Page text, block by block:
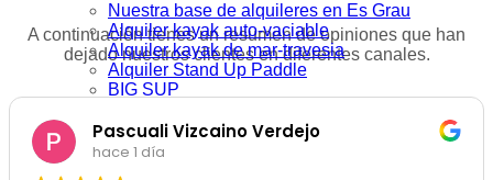
Nuestra base de alquileres en Es Grau
Alquiler kayak auto-vaciable
Alquiler kayak de mar-travesia
Alquiler Stand Up Paddle
BIG SUP
Nivel 1: Iniciación
A continuación tienes un resumen de opiniones que han
dejado nuestros clientes en diferentes canales.
Pascuali Vizcaino Verdejo
hace 1 día